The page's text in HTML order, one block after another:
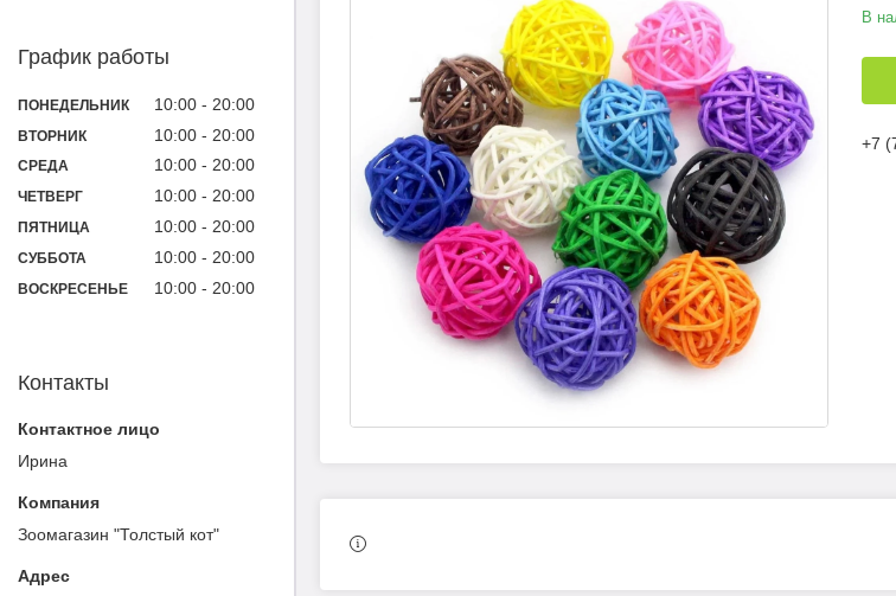
В
+7
График работы
ПОНЕДЕЛЬНИК 10:00 20:00
ВТОРНИК 10:00 20:00
СРЕДА 10:00 20:00
ЧЕТВЕРГ 10:00 20:00
ПЯТНИЦА 10:00 20:00
СУББОТА 10:00 20:00
ВОСКРЕСЕНЬЕ 10:00 20:00
Контакты
Ирина
Зоомагазин "Толстый кот"